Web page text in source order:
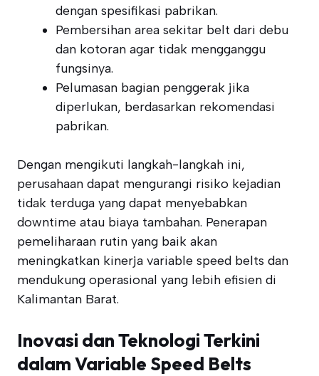
dengan spesifikasi pabrikan.
Pembersihan area sekitar belt dari debu
dan kotoran agar tidak mengganggu
fungsinya.
Pelumasan bagian penggerak jika
diperlukan, berdasarkan rekomendasi
pabrikan.
Dengan mengikuti langkah-langkah ini,
perusahaan dapat mengurangi risiko kejadian
tidak terduga yang dapat menyebabkan
downtime atau biaya tambahan. Penerapan
pemeliharaan rutin yang baik akan
meningkatkan kinerja variable speed belts dan
mendukung operasional yang lebih efisien di
Kalimantan Barat.
Inovasi dan Teknologi Terkini
dalam Variable Speed Belts